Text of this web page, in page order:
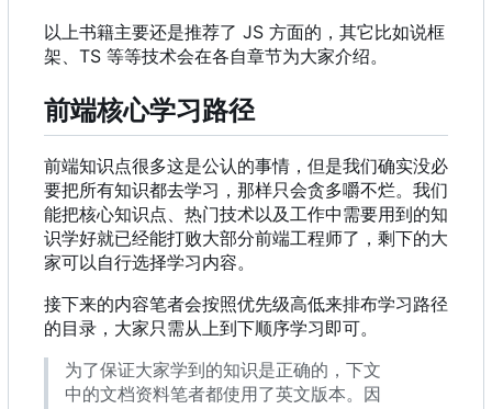
以上书籍主要还是推荐了 JS 方面的 ， 其它比如说框
架、TS 等等技术会在各自章节为大家介绍。
前端核心学习路径
前端知识点很多这是公认的事情，但是我们确实没必
要把所有知识都去学习，那样只会贪多嚼不烂。我们
能把核心知识点、热门技术以及工作中需要用到的知
识学好就已经能打败大部分前端工程师了，剩下的大
家可以自行选择学习内容。
接下来的内容笔者会按照优先级高低来排布学习路径
的目录，大家只需从上到下顺序学习即可。
为了保证大家学到的知识是正确的，下文
中的文档资料笔者都使用了英文版本。因